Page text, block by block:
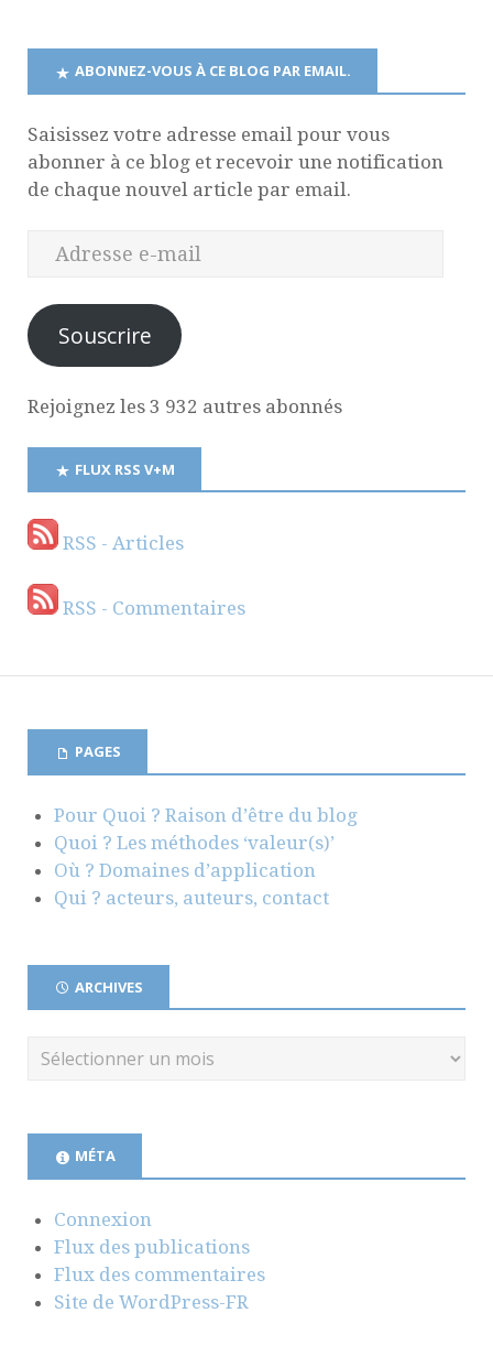
ABONNEZ-VOUS À CE BLOG PAR EMAIL.
Saisissez votre adresse email pour vous
abonner à ce blog et recevoir une notification
de chaque nouvel article par email.
Souscrire
Rejoignez les 3 932 autres abonnés
FLUX RSS V+M
RSS - Articles
RSS - Commentaires
PAGES
Pour Quoi ? Raison d’être du blog
Quoi ? Les méthodes ‘valeur(s)’
Où ? Domaines d’application
Qui ? acteurs, auteurs, contact
ARCHIVES
MÉTA
Connexion
Flux des publications
Flux des commentaires
Site de WordPress-FR